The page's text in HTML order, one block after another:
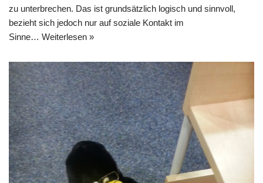
zu unterbrechen. Das ist grundsätzlich logisch und sinnvoll,
bezieht sich jedoch nur auf soziale Kontakt im
Sinne… Weiterlesen »